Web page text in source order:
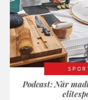
Podcast: Når